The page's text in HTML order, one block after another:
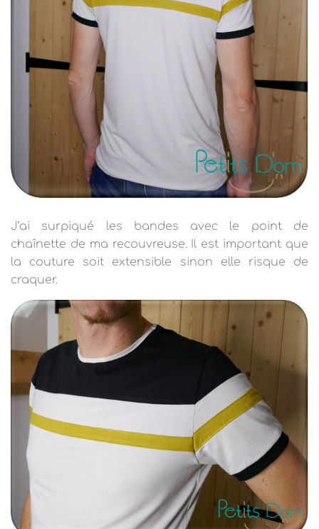
J’ai surpiqué les bandes avec le point de
chaînette de ma recouvreuse. Il est important que
la couture soit extensible sinon elle risque de
craquer.